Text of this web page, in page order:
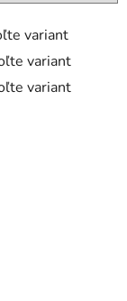
variant
variant
variant